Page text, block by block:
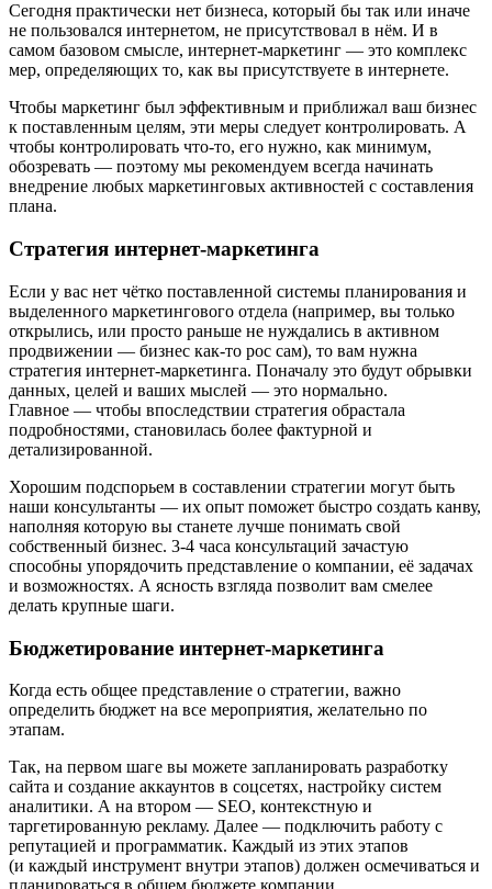
Сегодня практически нет бизнеса, который бы так или иначе
не пользовался интернетом, не присутствовал в нём. И в
самом базовом смысле, интернет-маркетинг — это комплекс
мер, определяющих то, как вы присутствуете в интернете.
Чтобы маркетинг был эффективным и приближал ваш бизнес
к поставленным целям, эти меры следует контролировать. А
чтобы контролировать что-то, его нужно, как минимум,
обозревать — поэтому мы рекомендуем всегда начинать
внедрение любых маркетинговых активностей с составления
плана.
Стратегия интернет-маркетинга
Если у вас нет чётко поставленной системы планирования и
выделенного маркетингового отдела (например, вы только
открылись, или просто раньше не нуждались в активном
продвижении — бизнес как-то рос сам), то вам нужна
стратегия интернет-маркетинга. Поначалу это будут обрывки
данных, целей и ваших мыслей — это нормально.
Главное — чтобы впоследствии стратегия обрастала
подробностями, становилась более фактурной и
детализированной.
Хорошим подспорьем в составлении стратегии могут быть
наши консультанты — их опыт поможет быстро создать канву,
наполняя которую вы станете лучше понимать свой
собственный бизнес. 3-4 часа консультаций зачастую
способны упорядочить представление о компании, её задачах
и возможностях. А ясность взгляда позволит вам смелее
делать крупные шаги.
Бюджетирование интернет-маркетинга
Когда есть общее представление о стратегии, важно
определить бюджет на все мероприятия, желательно по
этапам.
Так, на первом шаге вы можете запланировать разработку
сайта и создание аккаунтов в соцсетях, настройку систем
аналитики. А на втором — SEO, контекстную и
таргетированную рекламу. Далее — подключить работу с
репутацией и программатик. Каждый из этих этапов
(и каждый инструмент внутри этапов) должен осмечиваться и